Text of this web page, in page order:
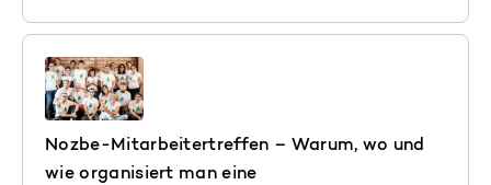
Nozbe-Mitarbeitertreffen – Warum, wo und
wie organisiert man eine